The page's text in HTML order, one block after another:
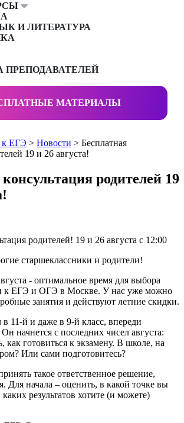
И ЛИТЕРАТУРА
ПРЕПОДАВАТЕЛЕЙ
МАТЕРИАЛЫ
к ЕГЭ > Новости > Бесплатная
19 и 26 августа!
родителей 19
родителей! 19 и 26 августа с 12:00
старшеклассники и родители!
- оптимальное время для выбора
к ЕГЭ и ОГЭ в Москве. У нас уже можно
занятия и действуют летние скидки.
11-й и даже в 9-й класс, впереди
начнется с последних чисел августа:
как готовиться к экзамену. В школе, на
Или сами подготовитесь?
такое ответственное решение,
Для начала – оценить, в какой точке вы
каких результатов хотите (и можете)